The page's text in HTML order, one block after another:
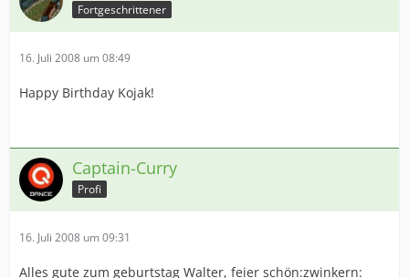
Fortgeschrittener
16. Juli 2008 um 08:49
Happy Birthday Kojak!
Captain-Curry
Profi
16. Juli 2008 um 09:31
Alles gute zum geburtstag Walter, feier schön:zwinkern: